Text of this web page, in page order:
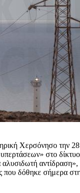
Χερσόνησο την
στο δίκτυο
αντίδραση»,
που δόθηκε σήμερα